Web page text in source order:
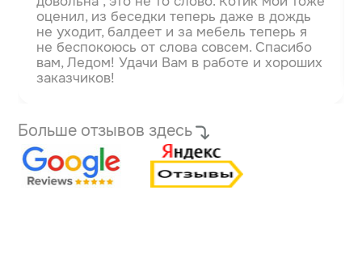
оценил, из беседки теперь даже в дождь
не уходит, балдеет и за мебель теперь я
не беспокоюсь от слова совсем. Спасибо
вам, Ледом! Удачи Вам в работе и хороших
заказчиков!
Больше отзывов здесь